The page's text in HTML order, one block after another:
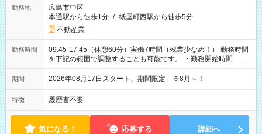
勤務地
広島市中区
本通駅から徒歩1分 / 紙屋町西駅から徒歩5分
不動産業
勤務時間
09:45-17:45（休憩60分）実働7時間（残業少なめ！） 勤務時間
を下記の範囲で調整することも可能です。 ・勤務開始時間
09:45～12:30 ・勤務終了時間 15:45～18:30 ・実働 05:00～
07:45
期間 2026年08月17日スタート、期間限定 ※8月～！
特徴 履歴書不要
気になる！ 応募する 詳細へ